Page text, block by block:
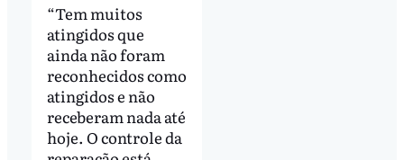
“Tem muitos
atingidos que
ainda não foram
reconhecidos como
atingidos e não
receberam nada até
hoje. O controle da